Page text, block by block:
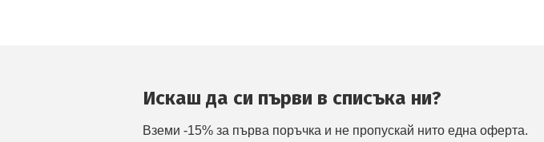
Искаш да си първи в списъка ни?
Вземи -15% за първа поръчка и не пропускай нито една оферта.